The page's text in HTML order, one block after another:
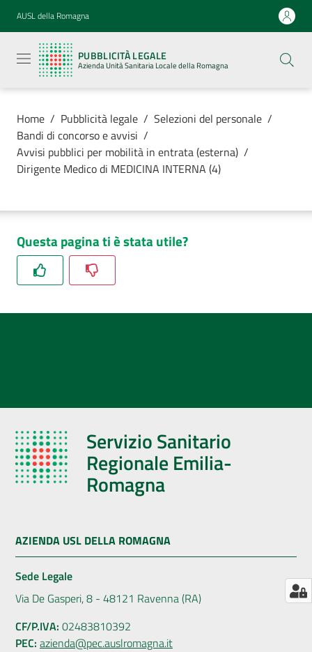
Vai al contenuto
Vai alla navigazione
Vai al footer
AUSL della Romagna
PUBBLICITÀ LEGALE
Azienda Unità Sanitaria Locale della Romagna
legale
Azienda
Unità
Locale della
Luoghi di
cura
Home / Pubblicità legale / Selezioni del personale /
Bandi di concorso e avvisi /
Avvisi pubblici per mobilità in entrata (esterna) /
Dirigente Medico di MEDICINA INTERNA (4)
Questa pagina ti è stata utile?
Servizio Sanitario
Regionale Emilia-
Romagna
AZIENDA USL DELLA ROMAGNA
Sede Legale
Via De Gasperi, 8 - 48121 Ravenna (RA)
CF/P.IVA: 02483810392
PEC: azienda@pec.auslromagna.it